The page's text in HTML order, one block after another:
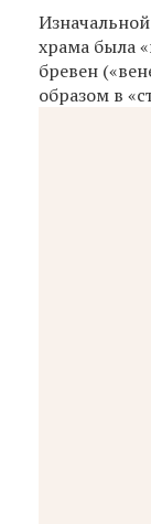
храма была
бревен
образом в